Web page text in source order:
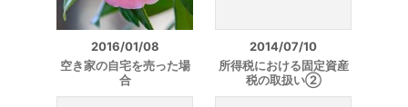
2016/01/08
空き家の自宅を売った場
合
2014/07/10
所得税における固定資産
税の取扱い②